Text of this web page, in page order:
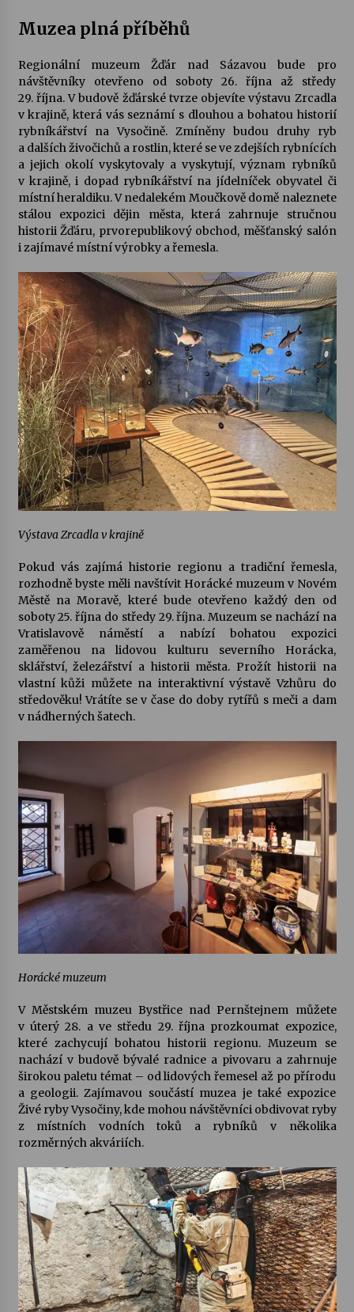
Muzea plná příběhů
Regionální muzeum Žďár nad Sázavou bude pro
návštěvníky otevřeno od soboty 26. října až středy
29. října. V budově žďárské tvrze objevíte výstavu Zrcadla
v krajině, která vás seznámí s dlouhou a bohatou historií
rybníkářství na Vysočině. Zmíněny budou druhy ryb
a dalších živočichů a rostlin, které se ve zdejších rybnících
a jejich okolí vyskytovaly a vyskytují, význam rybníků
v krajině, i dopad rybníkářství na jídelníček obyvatel či
místní heraldiku. V nedalekém Moučkově domě naleznete
stálou expozici dějin města, která zahrnuje stručnou
historii Žďáru, prvorepublikový obchod, měšťanský salón
i zajímavé místní výrobky a řemesla.
Výstava Zrcadla v krajině
Pokud vás zajímá historie regionu a tradiční řemesla,
rozhodně byste měli navštívit Horácké muzeumv Novém
Městě na Moravě, které bude otevřeno každý den od
soboty 25. října do středy 29. října. Muzeum se nachází na
Vratislavově náměstí a nabízí bohatou expozici
zaměřenou na lidovou kulturu severního Horácka,
sklářství, železářství a historii města. Prožít historii na
vlastní kůži můžete na interaktivní výstavěVzhůru do
středověku! Vrátíte se v čase do doby rytířů s meči a dam
v nádherných šatech.
Horácké muzeum
V Městském muzeu Bystřice nad Pernštejnem můžete
v úterý 28. a ve středu 29. října prozkoumat expozice,
které zachycují bohatou historii regionu. Muzeum se
nachází v budově bývalé radnice a pivovaru a zahrnuje
širokou paletu témat – od lidových řemesel až po přírodu
a geologii. Zajímavou součástí muzea je také expozice
Živé ryby Vysočiny, kde mohou návštěvníci obdivovat ryby
z místních vodních toků a rybníků v několika
rozměrných akváriích.